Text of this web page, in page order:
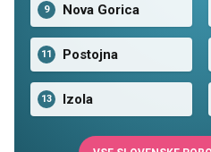
9 Nova Gorica
11 Postojna
13 Izola